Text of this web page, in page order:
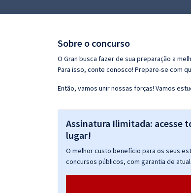
Conteúdo gratuito
Sobre o concurso
O Gran busca fazer de sua preparação a
Para isso, conte conosco! Prepare-se com
Então, vamos unir nossas forças! Vamos
Assinatura Ilimitada: acesse
lugar!
O melhor custo benefício para os seus
concursos públicos, com garantia de